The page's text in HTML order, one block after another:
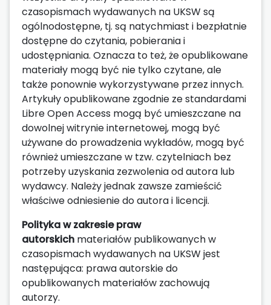
czasopismach wydawanych na UKSW są
ogólnodostępne, tj. są natychmiast i bezpłatnie
dostępne do czytania, pobierania i
udostępniania. Oznacza to też, że opublikowane
materiały mogą być nie tylko czytane, ale
także ponownie wykorzystywane przez innych.
Artykuły opublikowane zgodnie ze standardami
Libre Open Access mogą być umieszczane na
dowolnej witrynie internetowej, mogą być
używane do prowadzenia wykładów, mogą być
również umieszczane w tzw. czytelniach bez
potrzeby uzyskania zezwolenia od autora lub
wydawcy. Należy jednak zawsze zamieścić
właściwe odniesienie do autora i licencji.
Polityka w zakresie praw
autorskich materiałów publikowanych w
czasopismach wydawanych na UKSW jest
następująca: prawa autorskie do
opublikowanych materiałów zachowują
autorzy.